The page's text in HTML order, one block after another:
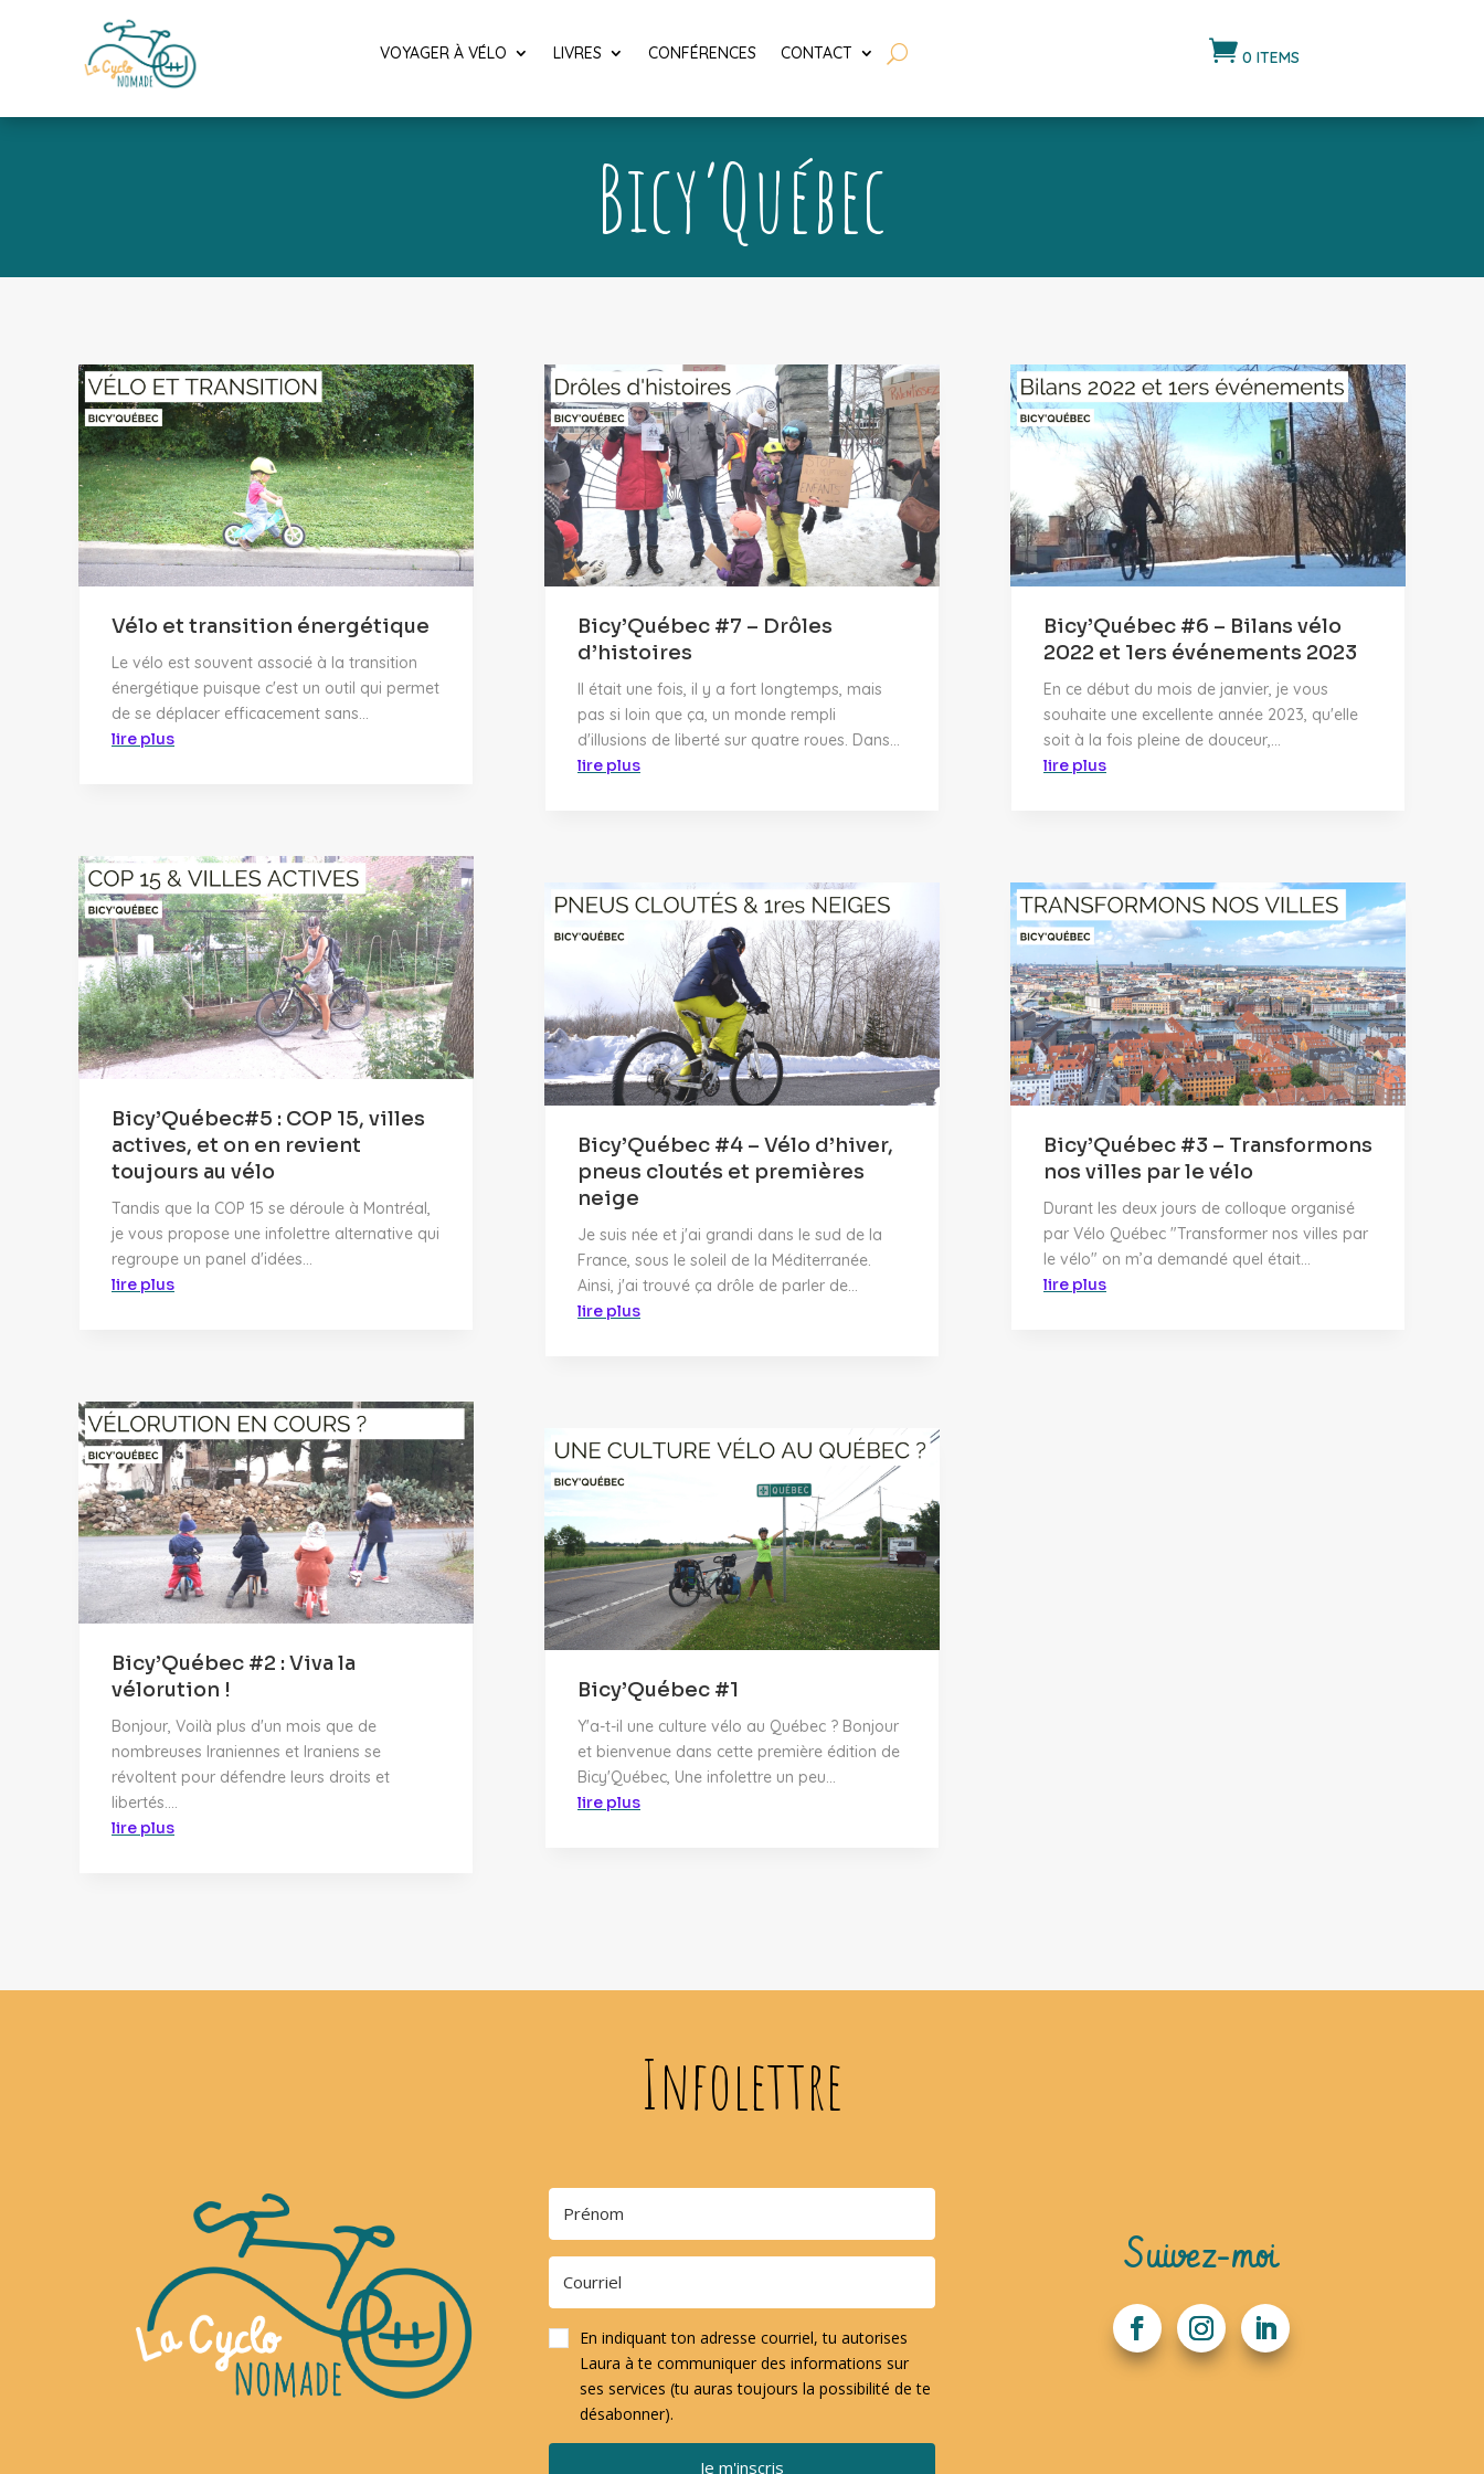
VOYAGER À VÉLO LIVRES CONFÉRENCES CONTACT  0 ITEMS
Bicy’Québec
Vélo et transition énergétique
Le vélo est souvent associé à la transition
énergétique puisque c'est un outil qui permet
de se déplacer efficacement sans...
lire plus
Bicy’Québec#5 : COP 15, villes
actives, et on en revient
toujours au vélo
Tandis que la COP 15 se déroule à Montréal,
je vous propose une infolettre alternative qui
regroupe un panel d'idées...
lire plus
Bicy’Québec #2 : Viva la
vélorution !
Bonjour, Voilà plus d'un mois que de
nombreuses Iraniennes et Iraniens se
révoltent pour défendre leurs droits et
libertés....
lire plus
Bicy’Québec #7 – Drôles
d’histoires
Il était une fois, il y a fort longtemps, mais
pas si loin que ça, un monde rempli
d'illusions de liberté sur quatre roues. Dans...
lire plus
Bicy’Québec #4 – Vélo d’hiver,
pneus cloutés et premières
neige
Je suis née et j'ai grandi dans le sud de la
France, sous le soleil de la Méditerranée.
Ainsi, j'ai trouvé ça drôle de parler de...
lire plus
Bicy’Québec #1
Y'a-t-il une culture vélo au Québec ? Bonjour
et bienvenue dans cette première édition de
Bicy'Québec, Une infolettre un peu...
lire plus
Bicy’Québec #6 – Bilans vélo
2022 et 1ers événements 2023
En ce début du mois de janvier, je vous
souhaite une excellente année 2023, qu'elle
soit à la fois pleine de douceur,...
lire plus
Bicy’Québec #3 – Transformons
nos villes par le vélo
Durant les deux jours de colloque organisé
par Vélo Québec "Transformer nos villes par
le vélo" on m’a demandé quel était...
lire plus
Infolettre
En indiquant ton adresse courriel, tu autorises
Laura à te communiquer des informations sur
ses services (tu auras toujours la possibilité de te
désabonner).
Je m'inscris
Suivez-moi